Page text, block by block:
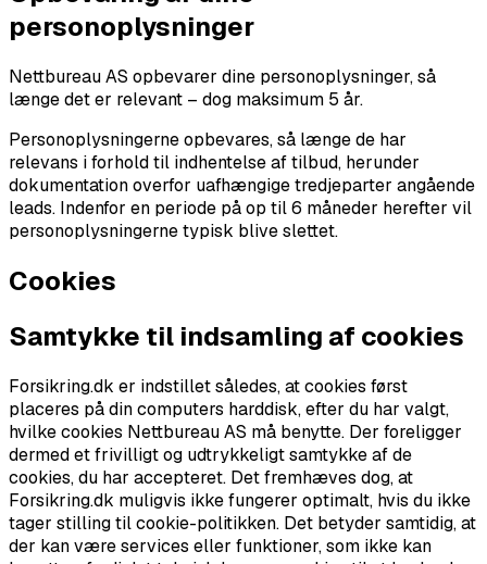
personoplysninger
Nettbureau AS opbevarer dine personoplysninger, så
længe det er relevant – dog maksimum 5 år.
Personoplysningerne opbevares, så længe de har
relevans i forhold til indhentelse af tilbud, herunder
dokumentation overfor uafhængige tredjeparter angående
leads. Indenfor en periode på op til 6 måneder herefter vil
personoplysningerne typisk blive slettet.
Cookies
Samtykke til indsamling af cookies
Forsikring.dk er indstillet således, at cookies først
placeres på din computers harddisk, efter du har valgt,
hvilke cookies Nettbureau AS må benytte. Der foreligger
dermed et frivilligt og udtrykkeligt samtykke af de
cookies, du har accepteret. Det fremhæves dog, at
Forsikring.dk muligvis ikke fungerer optimalt, hvis du ikke
tager stilling til cookie-politikken. Det betyder samtidig, at
der kan være services eller funktioner, som ikke kan